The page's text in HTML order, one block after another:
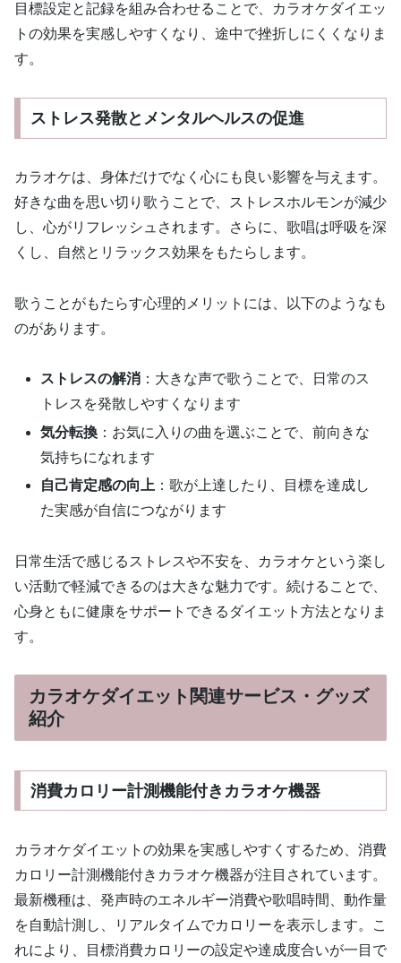
目標設定と記録を組み合わせることで、カラオケダイエッ
トの効果を実感しやすくなり、途中で挫折しにくくなりま
す。
ストレス発散とメンタルヘルスの促進
カラオケは、身体だけでなく心にも良い影響を与えます。
好きな曲を思い切り歌うことで、ストレスホルモンが減少
し、心がリフレッシュされます。さらに、歌唱は呼吸を深
くし、自然とリラックス効果をもたらします。
歌うことがもたらす心理的メリットには、以下のようなも
のがあります。
ストレスの解消 ：大きな声で歌うことで、日常のス
トレスを発散しやすくなります
気分転換 ：お気に入りの曲を選ぶことで、前向きな
気持ちになれます
自己肯定感の向上 ：歌が上達したり、目標を達成し
た実感が自信につながります
日常生活で感じるストレスや不安を、カラオケという楽し
い活動で軽減できるのは大きな魅力です。続けることで、
心身ともに健康をサポートできるダイエット方法となりま
す。
カラオケダイエット関連サービス・グッズ
紹介
消費カロリー計測機能付きカラオケ機器
カラオケダイエットの効果を実感しやすくするため、消費
カロリー計測機能付きカラオケ機器が注目されています。
最新機種は、発声時のエネルギー消費や歌唱時間、動作量
を自動計測し、リアルタイムでカロリーを表示します。こ
れにより、目標消費カロリーの設定や達成度合いが一目で